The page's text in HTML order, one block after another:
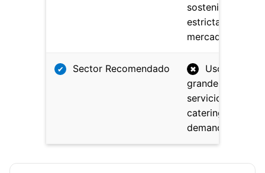
sostenibilidad
estrictas del
mercado.
✔ Sector Recomendado ✖
Uso ideal en
grandes hoteles
servicios de
catering con alta
demanda.